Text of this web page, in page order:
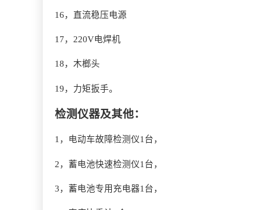
16，直流稳压电源
17，220V电焊机
18，木榔头
19，力矩扳手。
检测仪器及其他：
1，电动车故障检测仪1台，
2，蓄电池快速检测仪1台，
3，蓄电池专用充电器1台，